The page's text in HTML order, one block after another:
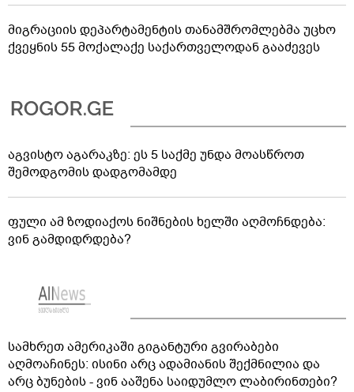
მიგრაციის დეპარტამენტის თანამშრომლებმა უცხო
ქვეყნის 55 მოქალაქე საქართველოდან გააძევეს
აგვისტო აგარაკზე: ეს 5 საქმე უნდა მოასწროთ
შემოდგომის დადგომამდე
ფული ამ ზოდიაქოს ნიშნების ხელში აღმოჩნდება:
ვინ გამდიდრდება?
სამხრეთ ამერიკაში გიგანტური გვირაბები
აღმოაჩინეს: ისინი არც ადამიანის შექმნილია და
არც ბუნების - ვინ ააშენა საიდუმლო ლაბირინთები?